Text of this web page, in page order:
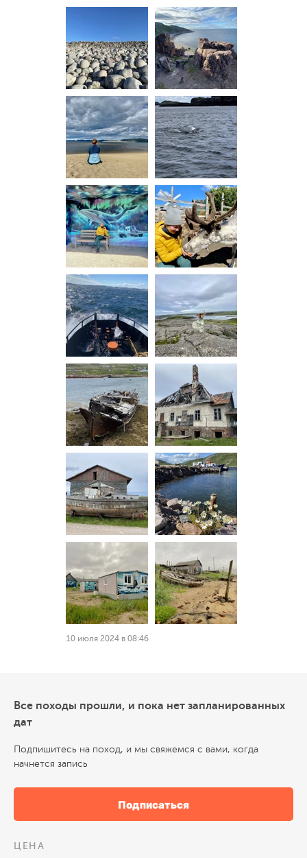
10 июля 2024 в 08:46
Все походы прошли, и пока нет запланированных
дат
Подпишитесь на поход, и мы свяжемся с вами, когда
начнется запись
Подписаться
ЦЕНА